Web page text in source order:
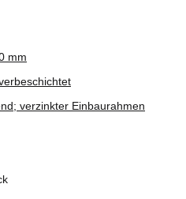
mm
verzinkter Einbaurahmen